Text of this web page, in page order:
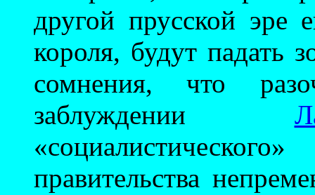
другой прусской
короля, будут падать
сомнения, что
заблуждении
правительства